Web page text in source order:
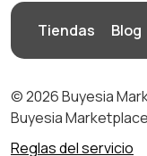
Tiendas Blog
© 2026 Buyesia
Buyesia Marketplace
Reglas del servicio